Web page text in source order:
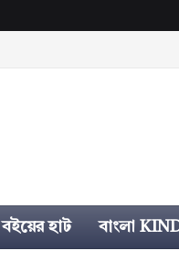
বইয়ের হাট বাংলা